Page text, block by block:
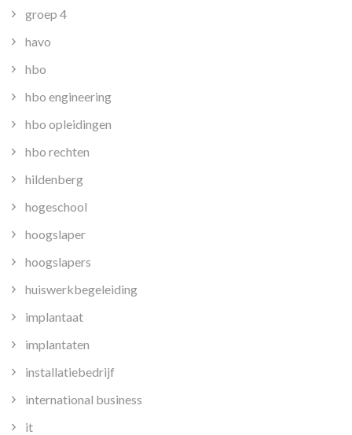
groep 4
havo
hbo
hbo engineering
hbo opleidingen
hbo rechten
hildenberg
hogeschool
hoogslaper
hoogslapers
huiswerkbegeleiding
implantaat
implantaten
installatiebedrijf
international business
it